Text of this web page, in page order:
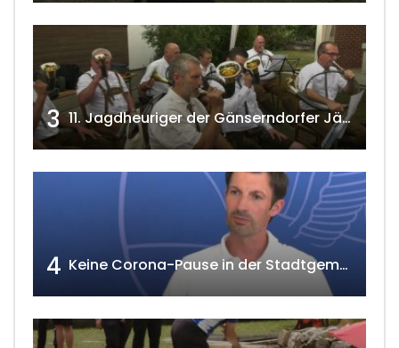
3 11. Jagdheuriger der Gänserndorfer Jäger 2020 w4tv166
4 Keine Corona-Pause in der Stadtgemeinde Gänserndorf Teil 1. w4tv173-2021